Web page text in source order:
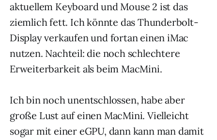
aktuellem Keyboard und Mouse 2 ist das
ziemlich fett. Ich könnte das Thunderbolt-
Display verkaufen und fortan einen iMac
nutzen. Nachteil: die noch schlechtere
Erweiterbarkeit als beim MacMini.
Ich bin noch unentschlossen, habe aber
große Lust auf einen MacMini. Vielleicht
sogar mit einer eGPU, dann kann man damit